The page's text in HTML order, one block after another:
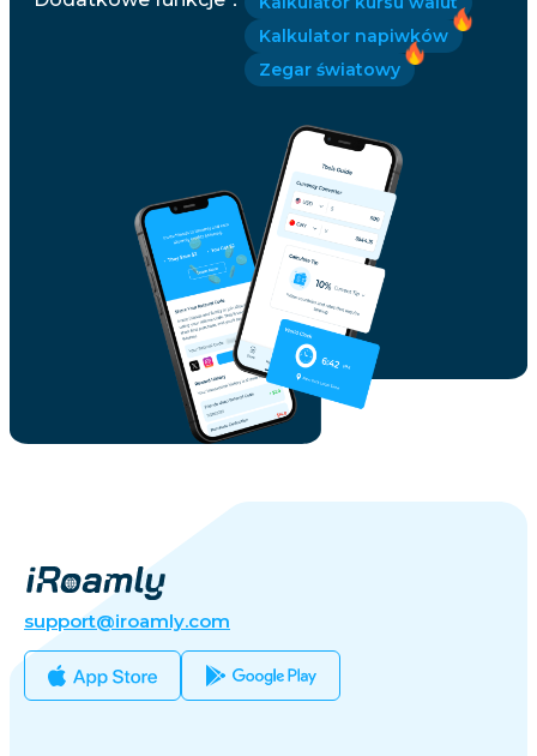
Kalkulator napiwków
Zegar światowy
support@iroamly.com